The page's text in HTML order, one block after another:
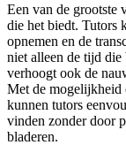
Een van de grootste
die het biedt. Tutors
opnemen en de
niet alleen de tijd die
verhoogt ook de
Met de mogelijkheid
kunnen tutors
vinden zonder door
bladeren.